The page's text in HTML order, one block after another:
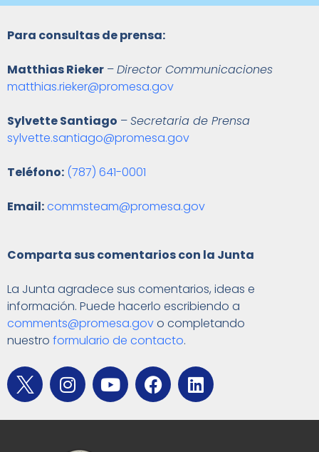
Para consultas de prensa:
Matthias Rieker –Director Communicaciones
matthias.rieker@promesa.gov
Sylvette Santiago –Secretaria de Prensa
sylvette.santiago@promesa.gov
Teléfono: (787) 641-0001
Email:commsteam@promesa.gov
Comparta sus comentarios con la Junta
La Junta agradece sus comentarios, ideas e
información. Puede hacerlo escribiendo a
comments@promesa.govo completando
nuestro formulario de contacto.